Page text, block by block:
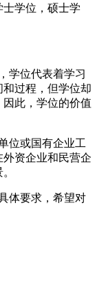
学位，硕士学
学位代表着学习
过程，但学位却
此，学位的价值
位或国有企业工
资企业和民营企
体要求，希望对